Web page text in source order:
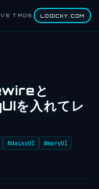
TAGS LOGICKY.COM
と
を入れてレ
#daisyUI
#maryUI